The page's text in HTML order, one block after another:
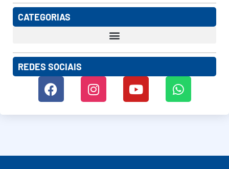
CATEGORIAS
REDES SOCIAIS